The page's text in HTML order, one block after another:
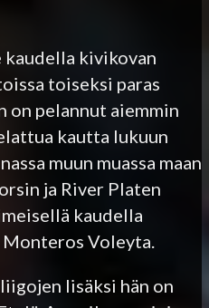
kaudella kivikovan
toiseksi paras
on pelannut aiemmin
kautta lukuun
muun muassa maan
ja River Platen
kaudella
Monteros Voleyta.
lisäksi hän on